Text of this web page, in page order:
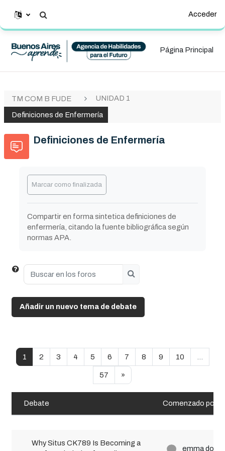
Selector de búsqueda de entrada
Acceder
Página Principal
TM COM B FUDE UNIDAD 1
Definiciones de Enfermería
Definiciones de Enfermería
Marcar como finalizada
Compartir en forma sintetica definiciones de
enfermería, citando la fuente bibliográfica según
normas APA.
Buscar en los foros
Añadir un nuevo tema de debate
1 Página 1
2Página 2
3Página 3
4Página 4
5Página 5
6Página 6
7Página 7
8Página 8
9Página 9
10Página 10
57 Página 57
»
Estado
Debate Comenzado por
Why Situs CK789 Is Becoming a
emma dobie